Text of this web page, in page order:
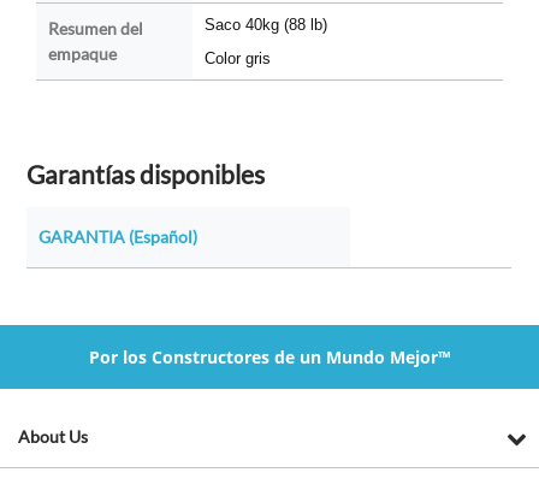
Resumen del
empaque
Saco 40kg (88 lb)
Color gris
Garantías disponibles
GARANTIA (Español)
Por los Constructores de un Mundo Mejor™
About Us